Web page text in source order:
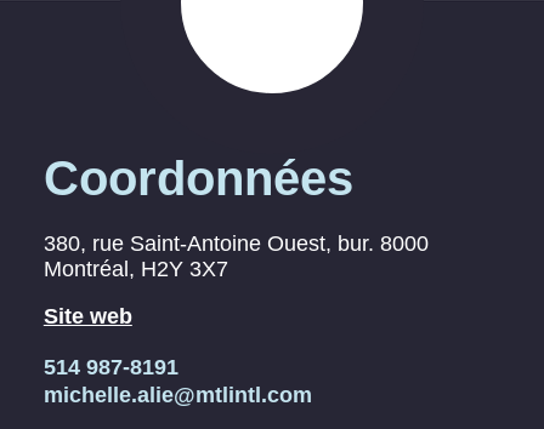
Coordonnées
380, rue Saint-Antoine Ouest, bur. 8000
Montréal , H2Y 3X7
Site web
514 987-8191
michelle.alie@mtlintl.com